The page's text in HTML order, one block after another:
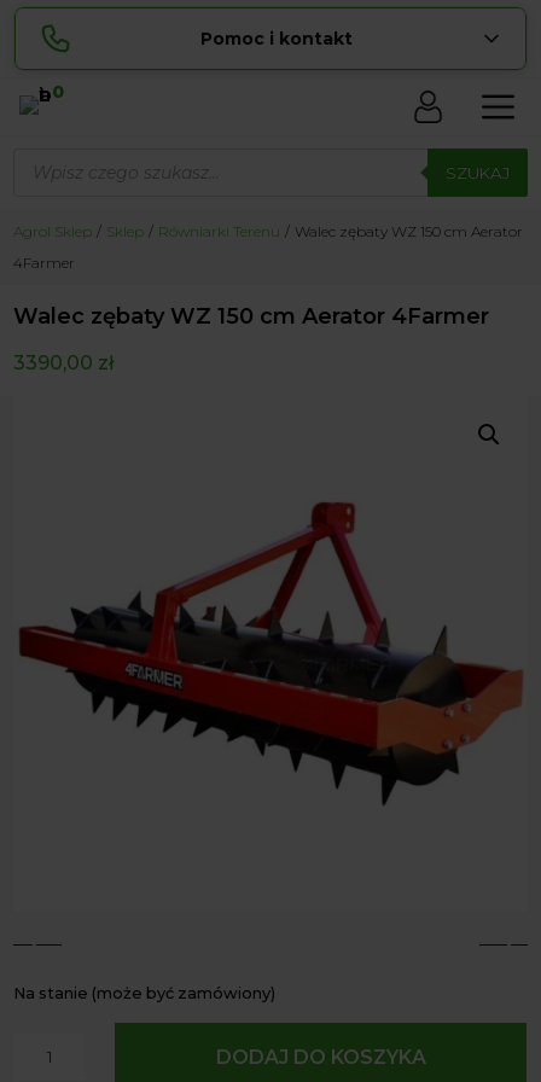
Pomoc i kontakt
Sylwia
pokaż numer
729 856 ... pokaż numer
biuro@ ...
0
produktów SZUKAJ
Agrol Sklep Sklep Równiarki Terenu
Walec zębaty WZ 150 cm Aerator
4Farmer
Walec zębaty WZ 150 cm Aerator 4Farmer
3390,00 zł
4 5
Na stanie (może być zamówiony)
DODAJ DO KOSZYKA